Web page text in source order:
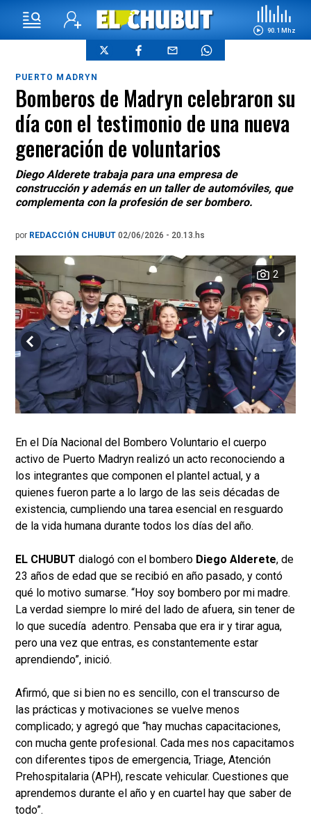
90.1 Mhz
PUERTO MADRYN
Bomberos de Madryn celebraron su
día con el testimonio de una nueva
generación de voluntarios
Diego Alderete trabaja para una empresa de
construcción y además en un taller de automóviles, que
complementa con la profesión de ser bombero.
por REDACCIÓN CHUBUT 02/06/2026 - 20.13.hs
2
En el Día Nacional del Bombero Voluntario el cuerpo
activo de Puerto Madryn realizó un acto reconociendo a
los integrantes que componen el plantel actual, y a
quienes fueron parte a lo largo de las seis décadas de
existencia, cumpliendo una tarea esencial en resguardo
de la vida humana durante todos los días del año.
EL CHUBUT dialogó con el bombero Diego Alderete, de
23 años de edad que se recibió en año pasado, y contó
qué lo motivo sumarse. “Hoy soy bombero por mi madre.
La verdad siempre lo miré del lado de afuera, sin tener de
lo que sucedía adentro. Pensaba que era ir y tirar agua,
pero una vez que entras, es constantemente estar
aprendiendo”, inició.
Afirmó, que si bien no es sencillo, con el transcurso de
las prácticas y motivaciones se vuelve menos
complicado; y agregó que “hay muchas capacitaciones,
con mucha gente profesional. Cada mes nos capacitamos
con diferentes tipos de emergencia, Triage, Atención
Prehospitalaria (APH), rescate vehicular. Cuestiones que
aprendemos durante el año y en cuartel hay que saber de
todo”.